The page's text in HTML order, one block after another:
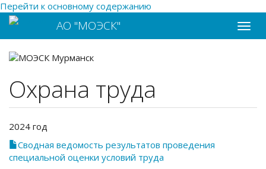
Перейти к основному содержанию
АО "МОЭСК"
Toggle
Охрана труда
2024 год
Сводная ведомость результатов проведения
специальной оценки условий труда